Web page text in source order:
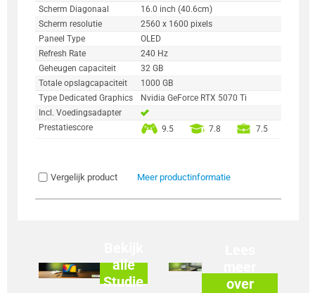
Scherm Diagonaal
16.0 inch (40.6cm)
Scherm resolutie
2560 x 1600 pixels
Paneel Type
OLED
Refresh Rate
240 Hz
Geheugen capaciteit
32 GB
Totale opslagcapaciteit
1000 GB
Type Dedicated Graphics
Nvidia GeForce RTX 5070 Ti
Incl. Voedingsadapter
Prestatiescore
9.5 7.8 7.5
Vergelijk product Meer productinformatie
alle
Studie
over